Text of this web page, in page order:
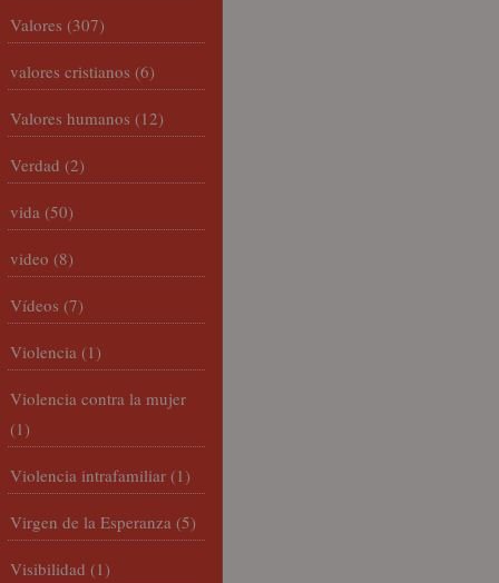
Valores (307)
valores cristianos (6)
Valores humanos (12)
Verdad (2)
vida (50)
video (8)
Vídeos (7)
Violencia (1)
Violencia contra la mujer
(1)
Violencia intrafamiliar (1)
Virgen de la Esperanza (5)
Visibilidad (1)